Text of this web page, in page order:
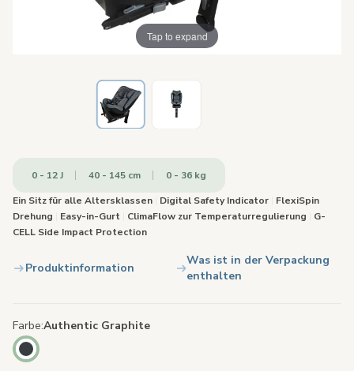
Tap to expand
0 - 12 J 40 - 145 cm
0 - 36 kg
Ein Sitz für alle Altersklassen
Digital Safety Indicator
FlexiSpin
Drehung
Easy-in-Gurt ClimaFlow zur Temperaturregulierung
G-
CELL Side Impact Protection
Produktinformation
Was ist in der Verpackung
enthalten
Farbe Authentic Graphite